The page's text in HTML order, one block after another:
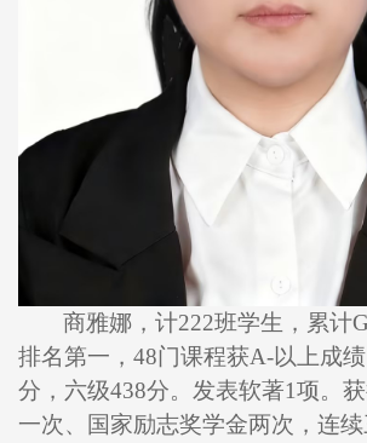
商雅娜，计222班学生，累计
排名第一，48门课程获A-以上成
分，六级438分。发表软著1项。
一次、国家励志奖学金两次，连